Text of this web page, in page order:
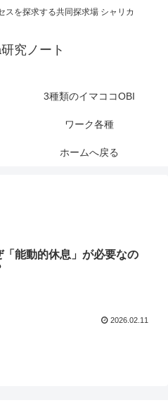
スを探求する共同探求場 シャリカ
究ノート
3種類のイマココOBI
ワーク各種
ホームへ戻る
「能動的休息」が必要なの
2026.02.11